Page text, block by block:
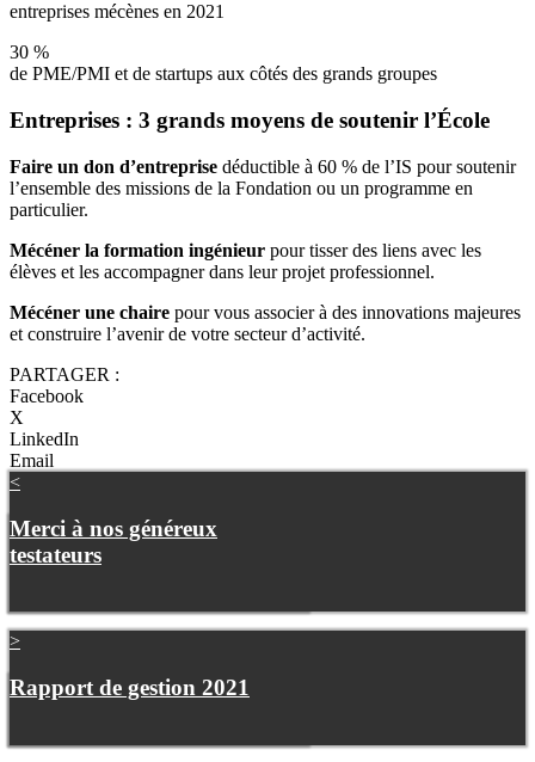
entreprises mécènes en 2021
30 %
de PME/PMI et de startups aux côtés des grands groupes
Entreprises : 3 grands moyens de soutenir l’École
Faire un don d’entreprise déductible à 60 % de l’IS pour soutenir
l’ensemble des missions de la Fondation ou un programme en
particulier.
Mécéner la formation ingénieur pour tisser des liens avec les
élèves et les accompagner dans leur projet professionnel.
Mécéner une chaire pour vous associer à des innovations majeures
et construire l’avenir de votre secteur d’activité.
PARTAGER :
Facebook
X
LinkedIn
Email
<
Merci à nos généreux
testateurs
>
Rapport de gestion 2021